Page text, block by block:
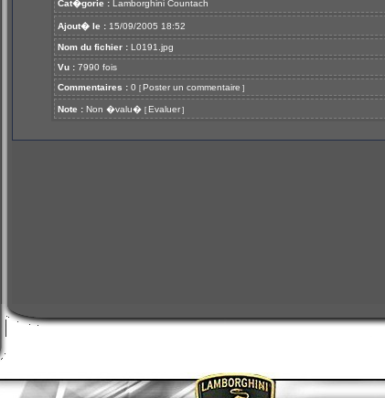
Cat�gorie : Lamborghini Countach
Ajout� le : 15/09/2005 18:52
Nom du fichier : L0191.jpg
Vu : 7990 fois
Commentaires : 0 [ Poster un commentaire ]
Note : Non �valu� [ Evaluer ]